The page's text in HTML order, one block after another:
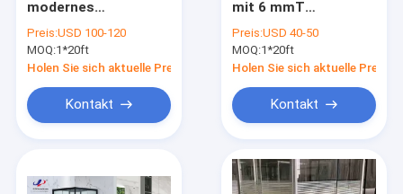
modernes
Aluminiumrahmen
und 4/5mm
gehärtetem Glas
Preis:USD 100-120
MOQ:1*20ft
Holen Sie sich aktuelle Preis
Kontakt
mit 6 mmT
Schwarz SS Griff und
Stange
Preis:USD 40-50
MOQ:1*20ft
Holen Sie sich aktuelle Preis
Kontakt